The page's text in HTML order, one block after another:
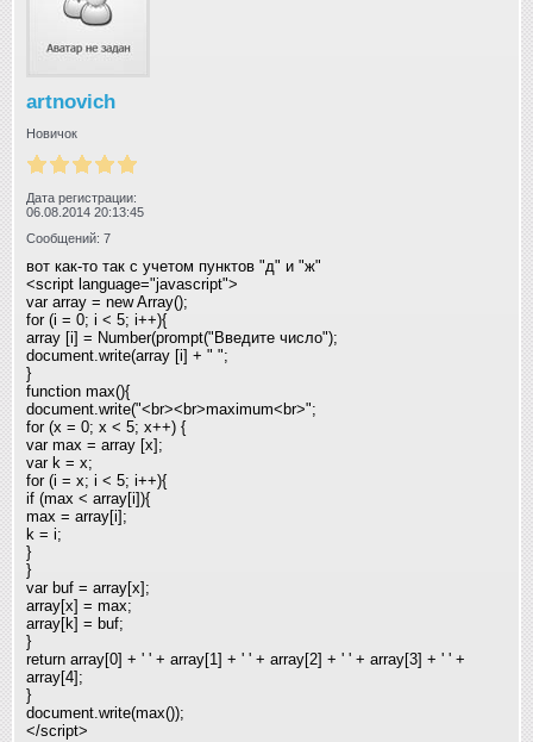
artnovich
Новичок
Дата регистрации:
06.08.2014 20:13:45
Сообщений: 7
вот как-то так с учетом пунктов "д" и "ж"
<script language="javascript">
var array = new Array();
for (i = 0; i < 5; i++){
array [i] = Number(prompt("Введите число");
document.write(array [i] + " ";
}
function max(){
document.write("<br><br>maximum<br>";
for (x = 0; x < 5; x++) {
var max = array [x];
var k = x;
for (i = x; i < 5; i++){
if (max < array[i]){
max = array[i];
k = i;
}
}
var buf = array[x];
array[x] = max;
array[k] = buf;
}
return array[0] + ' ' + array[1] + ' ' + array[2] + ' ' + array[3] + ' ' +
array[4];
}
document.write(max());
</script>